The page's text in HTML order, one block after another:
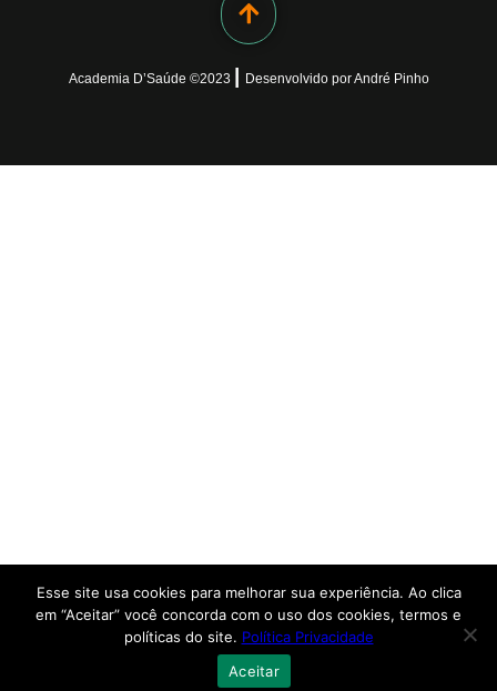
Academia D’Saúde ©2023 DesenvolvidoporAndré Pinho
Esse site usa cookies para melhorar sua experiência. Ao clica
em “Aceitar” você concorda com o uso dos cookies, termos e
políticas do site. Política Privacidade
Aceitar